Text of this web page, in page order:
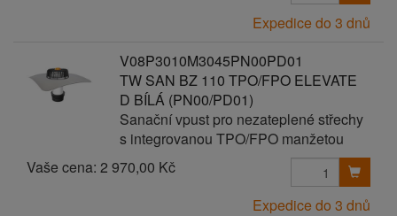
Expedice do 3 dnů
V08P3010M3045PN00PD01
TW SAN BZ 110 TPO/FPO ELEVATE
D BÍLÁ (PN00/PD01)
Sanační vpust pro nezateplené střechy
s integrovanou TPO/FPO manžetou
Vaše cena: 2 970,00 Kč
Expedice do 3 dnů